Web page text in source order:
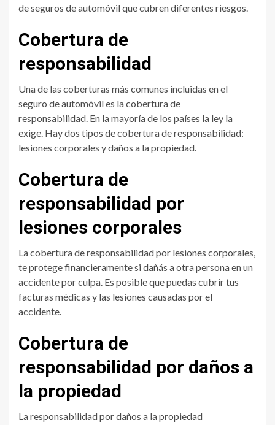
de seguros de automóvil que cubren diferentes riesgos.
Cobertura de
responsabilidad
Una de las coberturas más comunes incluidas en el
seguro de automóvil es la cobertura de
responsabilidad. En la mayoría de los países la ley la
exige. Hay dos tipos de cobertura de responsabilidad:
lesiones corporales y daños a la propiedad.
Cobertura de
responsabilidad por
lesiones corporales
La cobertura de responsabilidad por lesiones corporales,
te protege financieramente si dañás a otra persona en un
accidente por culpa. Es posible que puedas cubrir tus
facturas médicas y las lesiones causadas por el
accidente.
Cobertura de
responsabilidad por daños a
la propiedad
La responsabilidad por daños a la propiedad